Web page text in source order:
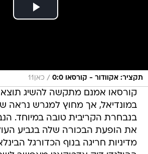
תקציר: אקוודור - קורסאו 0:0 / כאן11
קורסאו אמנם מתקשה להשיג
במונדיאל, אך מחוץ למגרש נראה
בנבחרת הקריבית טובה במיוחד.
את הופעת הבכורה שלה בגביע
מדיניות חריגה בנוף הכדורגל